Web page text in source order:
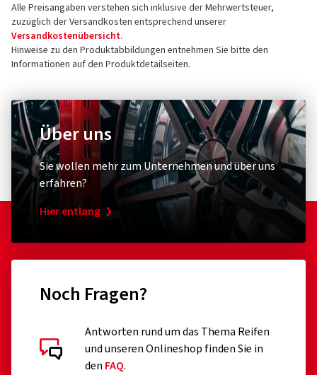
Alle Preisangaben verstehen sich inklusive der Mehrwertsteuer,
zuzüglich der Versandkosten entsprechend unserer
Versandkostenübersicht.
Hinweise zu den Produktabbildungen entnehmen Sie bitte den
Informationen auf den Produktdetailseiten.
Über uns
Sie wollen mehr zum Unternehmen und über uns
erfahren?
Hier entlang
Noch Fragen?
Antworten rund um das Thema Reifen
und unseren Onlineshop finden Sie in
den FAQ.